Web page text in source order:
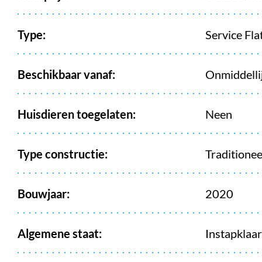
Type: Service
Beschikbaar vanaf:
Huisdieren toegelaten: Neen
Type constructie:
Bouwjaar: 2020
Algemene staat: Instapklaar